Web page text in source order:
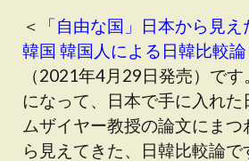
＜
「自由な国」日本から見え
韓国 韓国人による日韓比較論
（2021年4月29日発売）で
になって、日本で手に入れた
ムザイヤー教授の論文にま
ら見えてきた、日韓比較論で